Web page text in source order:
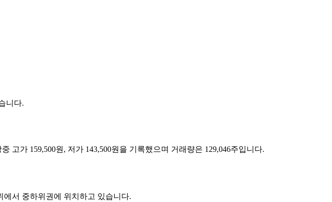
니다.
고가 159,500원, 저가 143,500원을 기록했으며 거래량은 129,046주입니다.
에서 중하위권에 위치하고 있습니다.